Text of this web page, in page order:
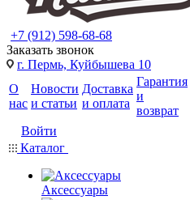
+7 (912) 598-68-68
Заказать звонок
г. Пермь, Куйбышева 10
О
нас
Новости
и статьи
Доставка
и оплата
Гарантия
и
возврат
Войти
Каталог
Аксессуары